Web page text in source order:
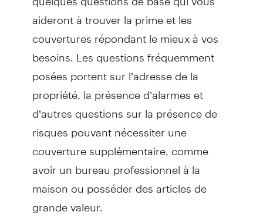
aideront à trouver la prime et les
couvertures répondant le mieux à vos
besoins. Les questions fréquemment
posées portent sur l’adresse de la
propriété, la présence d’alarmes et
d’autres questions sur la présence de
risques pouvant nécessiter une
couverture supplémentaire, comme
avoir un bureau professionnel à la
maison ou posséder des articles de
grande valeur.